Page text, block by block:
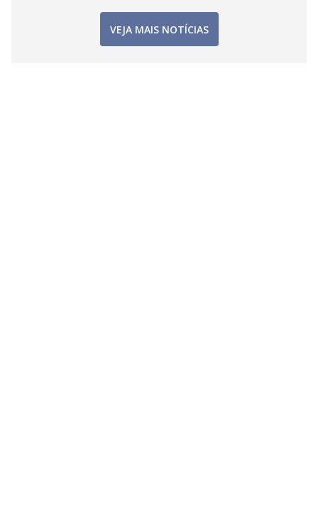
VEJA MAIS NOTÍCIAS